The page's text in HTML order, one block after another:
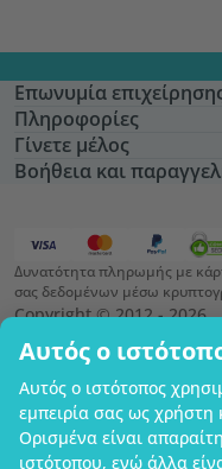
Αυτός ο
Αυτός ο ιστότοπος
εμπειρία σας ως χρήστη
Ορισμένα είναι
ιστότοπου, ενώ άλλα
Επωνυμία
Πληροφορίες
Γίνετε μέλος
Βοήθεια και
Δυνατότητα πληρωμής με
σας δεδομένων μέσω
Copyright © 2012 - 2026
Χάρτης ιστότοπου Χρήση